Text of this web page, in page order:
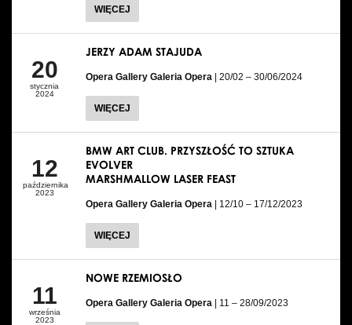
WIĘCEJ
20
stycznia
2024
JERZY ADAM STAJUDA
Opera Gallery Galeria Opera | 20/02 – 30/06/2024
WIĘCEJ
12
października
2023
BMW ART CLUB. PRZYSZŁOŚĆ TO SZTUKA
EVOLVER
MARSHMALLOW LASER FEAST
Opera Gallery Galeria Opera | 12/10 – 17/12/2023
WIĘCEJ
11
września
2023
NOWE RZEMIOSŁO
Opera Gallery Galeria Opera | 11 – 28/09/2023